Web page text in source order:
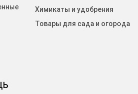
Химикаты и удобрения
Товары для сада и огорода